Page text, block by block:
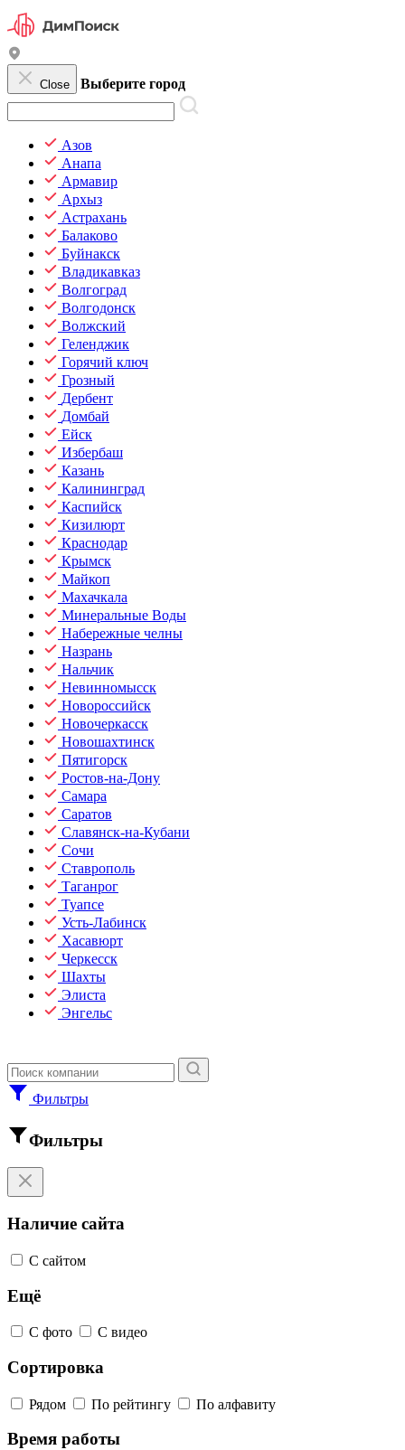
Close Выберите город
Азов
Анапа
Армавир
Архыз
Астрахань
Балаково
Буйнакск
Владикавказ
Волгоград
Волгодонск
Волжский
Геленджик
Горячий ключ
Грозный
Дербент
Домбай
Ейск
Избербаш
Казань
Калининград
Каспийск
Кизилюрт
Краснодар
Крымск
Майкоп
Махачкала
Минеральные Воды
Набережные челны
Назрань
Нальчик
Невинномысск
Новороссийск
Новочеркасск
Новошахтинск
Пятигорск
Ростов-на-Дону
Самара
Саратов
Славянск-на-Кубани
Сочи
Ставрополь
Таганрог
Туапсе
Усть-Лабинск
Хасавюрт
Черкесск
Шахты
Элиста
Энгельс
Фильтры
Фильтры
Наличие сайта
С сайтом
Ещё
С фото С видео
Сортировка
Рядом По рейтингу По алфавиту
Время работы